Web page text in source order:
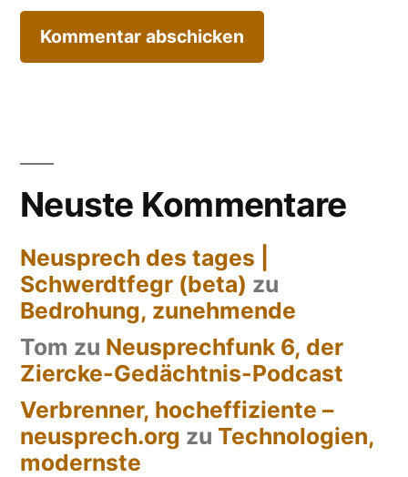
Neuste Kommentare
Neusprech des tages |
Schwerdtfegr (beta) zu
Bedrohung, zunehmende
Tom zu Neusprechfunk 6, der
Ziercke-Gedächtnis-Podcast
Verbrenner, hocheffiziente –
neusprech.org zu Technologien,
modernste